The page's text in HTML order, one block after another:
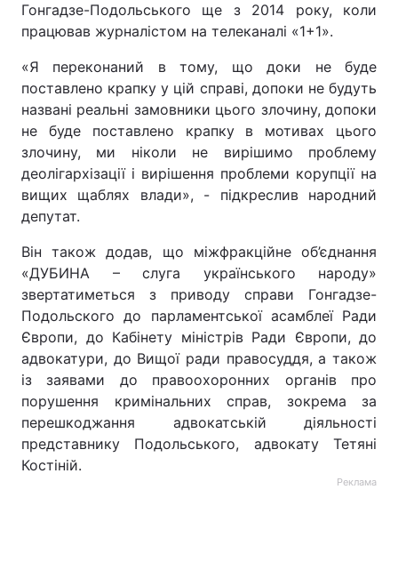
Гонгадзе-Подольського ще з 2014 року, коли
працював журналістом на телеканалі «1+1».
«Я переконаний в тому, що доки не буде
поставлено крапку у цій справі, допоки не будуть
названі реальні замовники цього злочину, допоки
не буде поставлено крапку в мотивах цього
злочину, ми ніколи не вирішимо проблему
деолігархізації і вирішення проблеми корупції на
вищих щаблях влади», - підкреслив народний
депутат.
Він також додав, що міжфракційне об’єднання
«ДУБИНА – слуга українського народу»
звертатиметься з приводу справи Гонгадзе-
Подольского до парламентської асамблеї Ради
Європи, до Кабінету міністрів Ради Європи, до
адвокатури, до Вищої ради правосуддя, а також
із заявами до правоохоронних органів про
порушення кримінальних справ, зокрема за
перешкоджання адвокатській діяльності
представнику Подольського, адвокату Тетяні
Костіній.
Реклама